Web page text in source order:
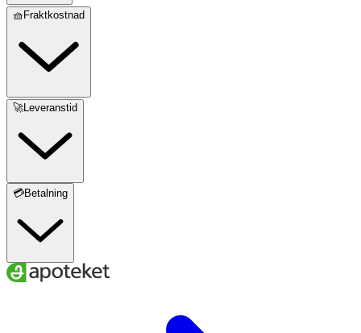
🧺Fraktkostnad
🚀Leveranstid
💳Betalning